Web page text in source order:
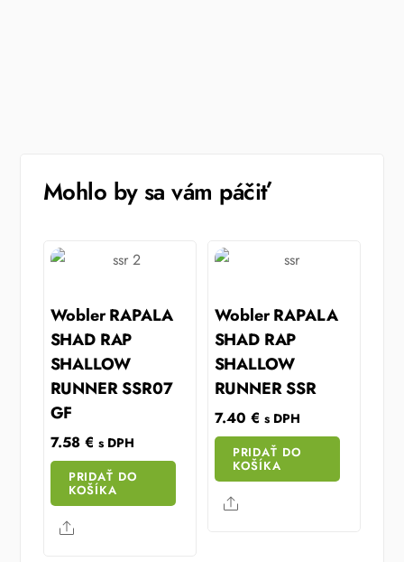
Mohlo by sa vám páčiť
Wobler RAPALA
SHAD RAP
SHALLOW
RUNNER SSR07
GF
7.58 € s DPH
PRIDAŤ DO
KOŠÍKA
Share
Wobler RAPALA
SHAD RAP
SHALLOW
RUNNER SSR
7.40 € s DPH
PRIDAŤ DO
KOŠÍKA
Share